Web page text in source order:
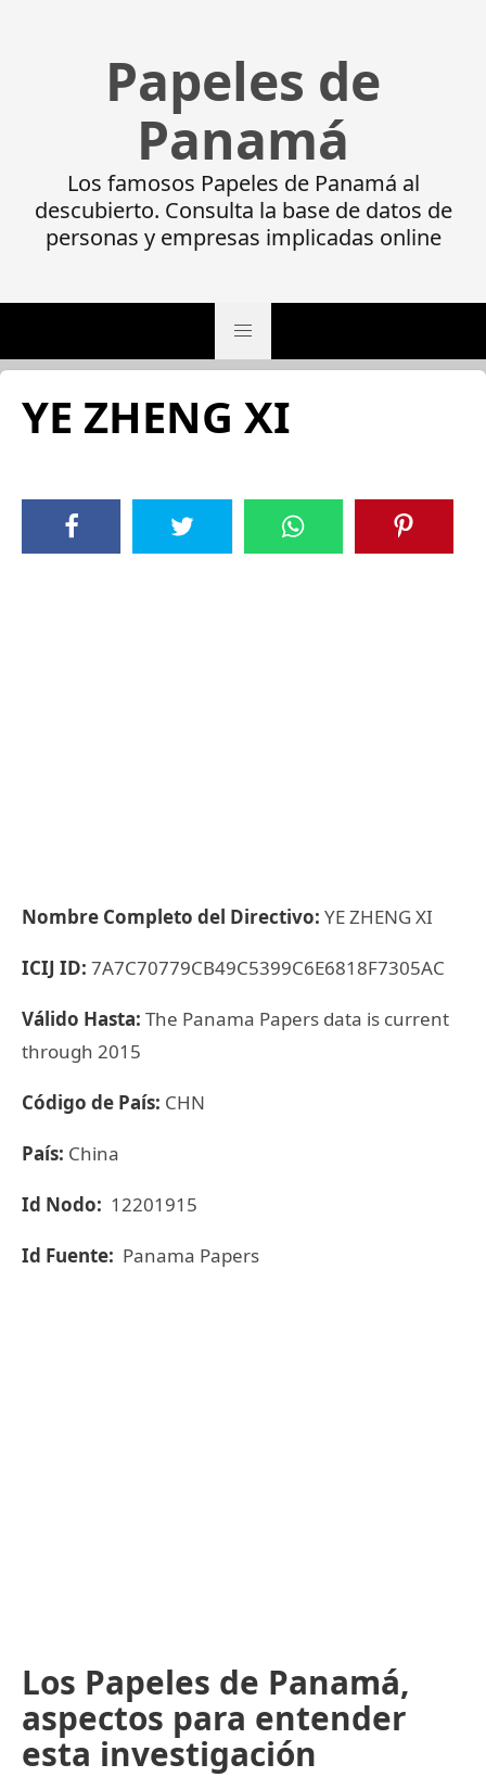
Papeles de
Panamá
Los famosos Papeles de Panamá al
descubierto. Consulta la base de datos de
personas y empresas implicadas online
YE ZHENG XI
Nombre Completo del Directivo: YE ZHENG XI
ICIJ ID: 7A7C70779CB49C5399C6E6818F7305AC
Válido Hasta: The Panama Papers data is current
through 2015
Código de País: CHN
País: China
Id Nodo: 12201915
Id Fuente: Panama Papers
Los Papeles de Panamá,
aspectos para entender
esta investigación